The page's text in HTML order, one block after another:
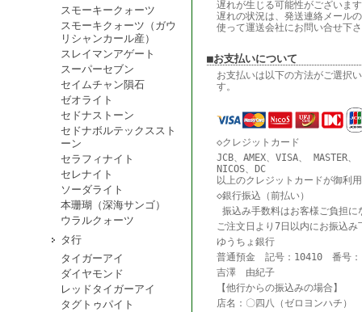
スモーキークォーツ
スモーキクォーツ（ガウ
リシャンカール産）
スレイマンアゲート
スーパーセブン
セイムチャン隕石
ゼオライト
セドナストーン
セドナボルテックススト
ーン
セラフィナイト
セレナイト
ソーダライト
本珊瑚（深海サンゴ）
ウラルクォーツ
タ行
タイガーアイ
ダイヤモンド
レッドタイガーアイ
タグトゥパイト
遅れが生じる可能性がございま
遅れの状況は、発送連絡メール
使って運送会社にお問い合せ下
■お支払いについて
お支払いは以下の方法がご選択
す。
◇クレジットカード
JCB、AMEX、VISA、 MASTER
NICOS、DC
以上のクレジットカードが御利
◇銀行振込（前払い）
振込み手数料はお客様ご負担に
ご注文日より7日以内にお振込み
ゆうちょ銀行
普通預金 記号：10410 番号：
吉澤 由紀子
【他行からの振込みの場合】
店名：〇四八（ゼロヨンハチ）